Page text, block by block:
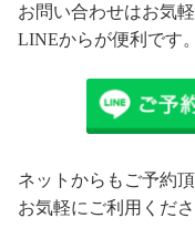
お問い合わせはお気軽
LINEからが便利です。
ネットからもご予約頂
お気軽にご利用くださ